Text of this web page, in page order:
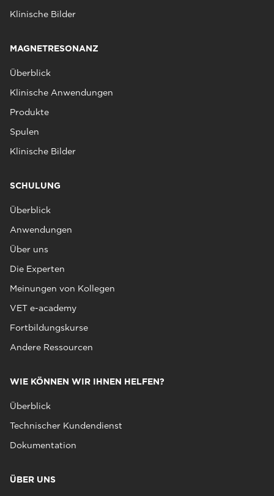
Klinische Bilder
MAGNETRESONANZ
Überblick
Klinische Anwendungen
Produkte
Spulen
Klinische Bilder
SCHULUNG
Überblick
Anwendungen
Über uns
Die Experten
Meinungen von Kollegen
VET e-academy
Fortbildungskurse
Andere Ressourcen
WIE KÖNNEN WIR IHNEN HELFEN?
Überblick
Technischer Kundendienst
Dokumentation
ÜBER UNS